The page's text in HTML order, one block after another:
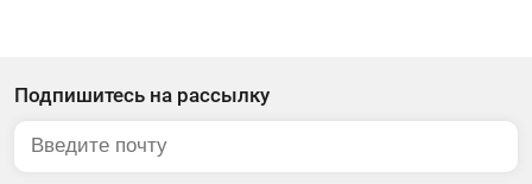
Подпишитесь на рассылку